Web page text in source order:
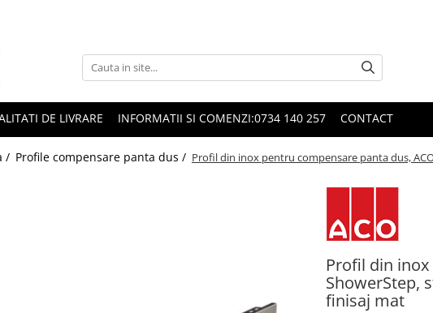
DE LIVRARE INFORMATII SI COMENZI:0734 140 257 CONTACT
/ Profile compensare panta dus / Profil din inox pentru compensare panta dus,
Profil din
ShowerStep,
finisaj mat